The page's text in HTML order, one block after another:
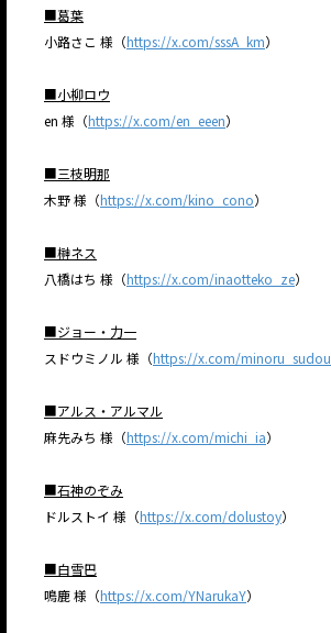
■葛葉
小路さこ 様（https://x.com/sssA_km）
■小柳ロウ
en 様（https://x.com/en_eeen）
■三枝明那
木野 様（https://x.com/kino_cono）
■榊ネス
八橋はち 様（https://x.com/inaotteko_ze）
■ジョー・力一
スドウミノル 様（https://x.com/minoru_sudou
■アルス・アルマル
麻先みち 様（https://x.com/michi_ia）
■石神のぞみ
ドルストイ 様（https://x.com/dolustoy）
■白雪巴
鳴鹿 様（https://x.com/YNarukaY）